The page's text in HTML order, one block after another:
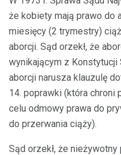
że ​​kobiety mają prawo do
miesięcy (2 trymestry)
aborcji. Sąd orzekł, że
wynikającym z Konstytucji
aborcji narusza klauzulę
14. poprawki (która chroni
celu odmowy prawa do
do przerwania ciąży).
Sąd orzekł, że